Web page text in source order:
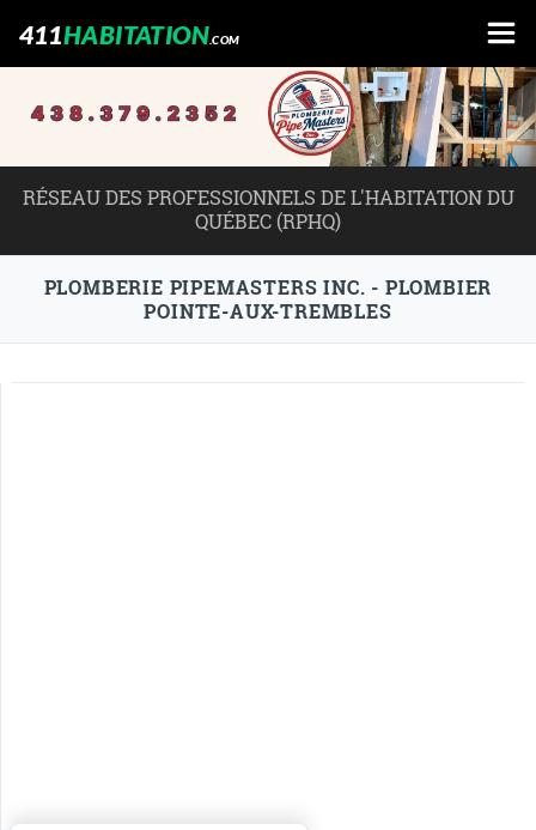
411HABITATION.COM
RÉSEAU DES PROFESSIONNELS DE L'HABITATION DU
QUÉBEC (RPHQ)
PLOMBERIE PIPEMASTERS INC. - PLOMBIER
POINTE-AUX-TREMBLES